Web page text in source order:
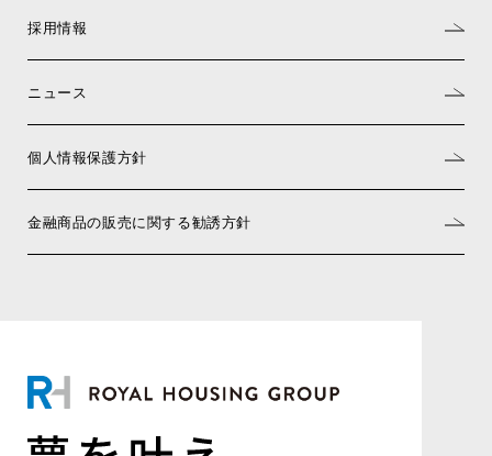
採用情報
ニュース
個人情報保護方針
金融商品の販売に関する勧誘方針